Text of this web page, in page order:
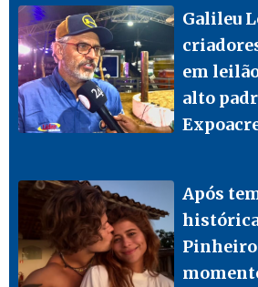
Galileu
em
alto
Após